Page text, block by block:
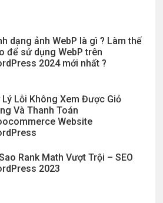
dạng ảnh WebP là gì ? Làm thế
để sử dụng WebP trên
2024 mới nhất ?
Lý Lỗi Không Xem Được Giỏ
Và Thanh Toán
Website
Rank Math Vượt Trội – SEO
2023